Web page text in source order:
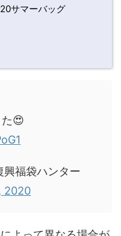
サマーバッグ
😍
福袋ハンター
2020